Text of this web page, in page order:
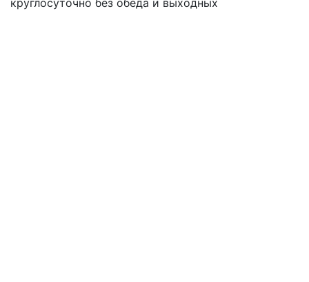
круглосуточно без обеда и выходных